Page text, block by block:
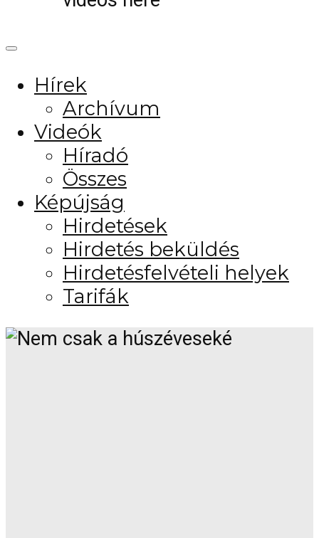
Hírek
Archívum
Videók
Híradó
Összes
Képújság
Hirdetések
Hirdetés beküldés
Hirdetésfelvételi helyek
Tarifák